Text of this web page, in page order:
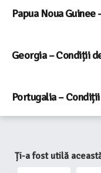
Papua Noua
Georgia – Condiții
Portugalia –
Ți-a fost utilă